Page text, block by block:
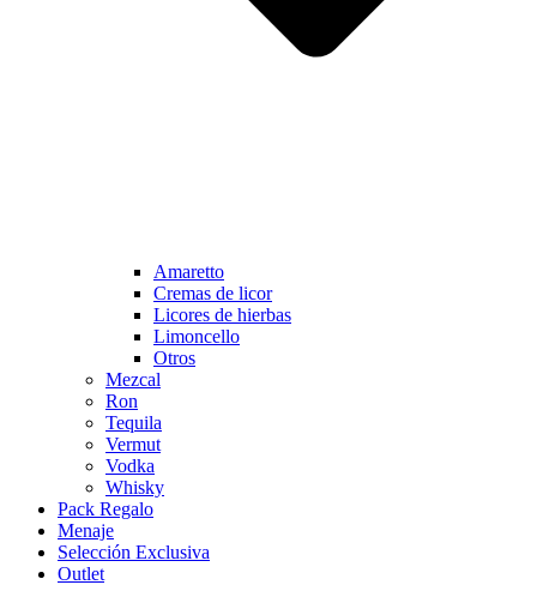
Amaretto
Cremas de licor
Licores de hierbas
Limoncello
Otros
Mezcal
Ron
Tequila
Vermut
Vodka
Whisky
Pack Regalo
Menaje
Selección Exclusiva
Outlet